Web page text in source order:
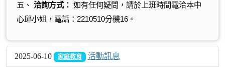
五、 洽詢方式： 如有任何疑問，請於上班時間電洽本中
心邱小姐，電話： 2210510分機16 。
2025-06-10 家庭教育 活動訊息